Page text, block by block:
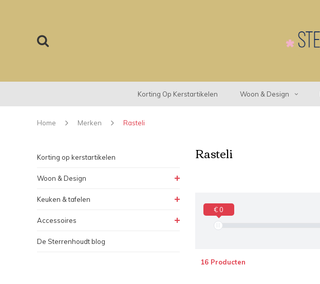
Korting Op Kerstartikelen Woon & Design
Home Merken Rasteli
Korting op kerstartikelen
Woon & Design
Keuken & tafelen
Accessoires
De Sterrenhoudt blog
Rasteli
€ 0
16 Producten